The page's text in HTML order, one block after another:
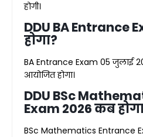
होगी।
DDU BA Entrance
होगा?
BA Entrance Exam 05 जुलाई
आयोजित होगा।
DDU BSc
Exam 2026 कब
BSc Mathematics Entrance